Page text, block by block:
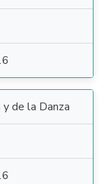
de la Danza